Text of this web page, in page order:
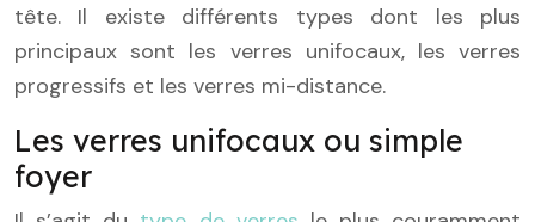
tête. Il existe différents types dont les plus
principaux sont les verres unifocaux, les verres
progressifs et les verres mi-distance.
Les verres unifocaux ou simple
foyer